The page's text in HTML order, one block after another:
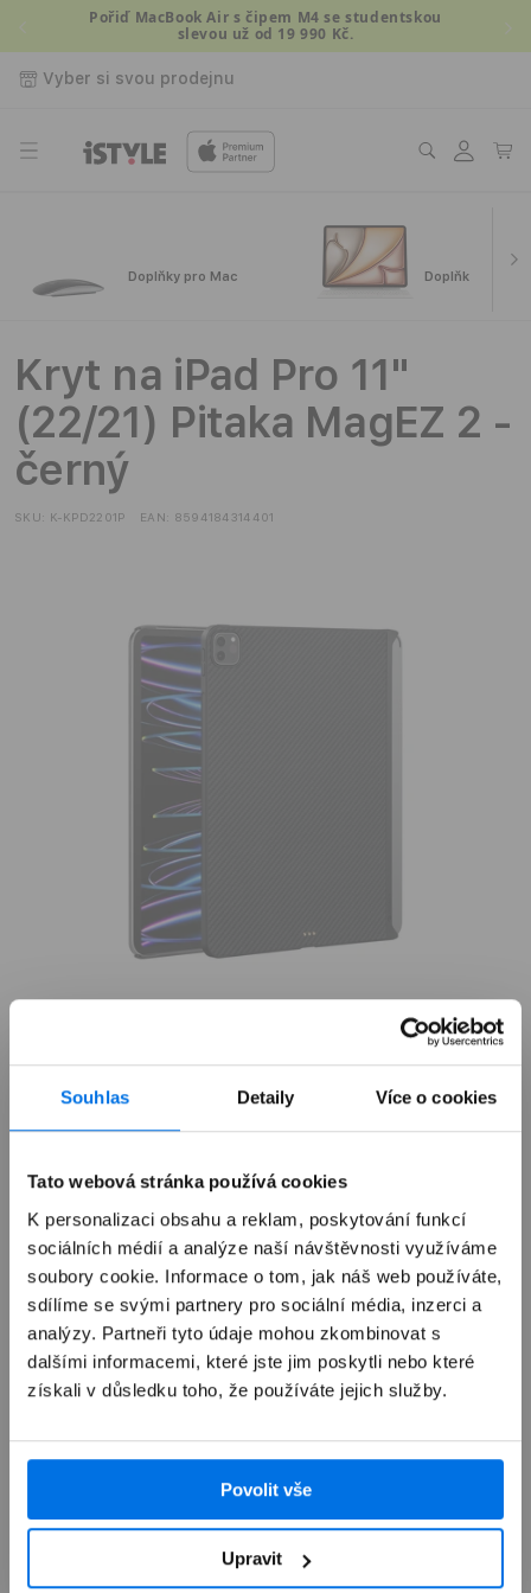
Souhlas Detaily Více o cookies
Tato webová stránka používá cookies
K personalizaci obsahu a reklam, poskytování funkcí
sociálních médií a analýze naší návštěvnosti využíváme
soubory cookie. Informace o tom, jak náš web používáte,
sdílíme se svými partnery pro sociální média, inzerci a
analýzy. Partneři tyto údaje mohou zkombinovat s
dalšími informacemi, které jste jim poskytli nebo které
získali v důsledku toho, že používáte jejich služby.
Povolit vše
Upravit
Přejít kPořiď MacBook Air s čipem M4 se studentskou
slevou už od 19 990 Kč.
Vyber si svou prodejnu
Přihlásit
se
Košík
Doplňky pro Mac Doplňky pro
Kryt na iPad Pro 11"
(22/21) Pitaka MagEZ 2 -
černý
SKU: K-KPD2201P EAN: 8594184314401
Již není v prodeji
Výkup zařízení
Autorizovaný servis Apple
Možnosti doručení
Přehled